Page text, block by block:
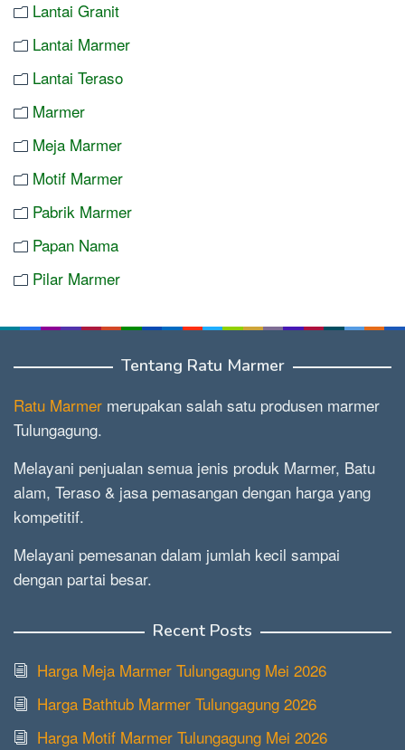
Lantai Granit
Lantai Marmer
Lantai Teraso
Marmer
Meja Marmer
Motif Marmer
Pabrik Marmer
Papan Nama
Pilar Marmer
Tentang Ratu Marmer
Ratu Marmer merupakan salah satu produsen marmer
Tulungagung.
Melayani penjualan semua jenis produk Marmer, Batu
alam, Teraso & jasa pemasangan dengan harga yang
kompetitif.
Melayani pemesanan dalam jumlah kecil sampai
dengan partai besar.
Recent Posts
Harga Meja Marmer Tulungagung Mei 2026
Harga Bathtub Marmer Tulungagung 2026
Harga Motif Marmer Tulungagung Mei 2026